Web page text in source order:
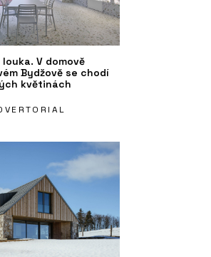
V domově
Bydžově se chodí
květinách